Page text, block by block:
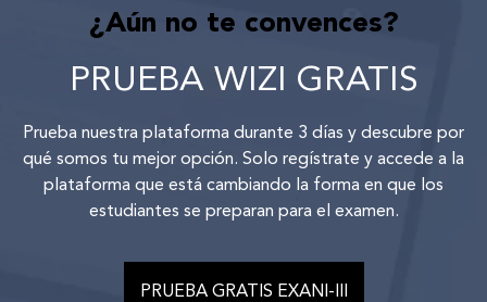
¿Aún no te convences?
PRUEBA WIZI GRATIS
Prueba nuestra plataforma durante 3 días y descubre por
qué somos tu mejor opción. Solo regístrate y accede a la
plataforma que está cambiando la forma en que los
estudiantes se preparan para el examen.
PRUEBA GRATIS EXANI-III